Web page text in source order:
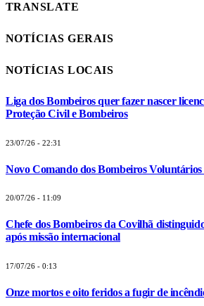
TRANSLATE
NOTÍCIAS GERAIS
NOTÍCIAS LOCAIS
Liga dos Bombeiros quer fazer nascer
Proteção Civil e Bombeiros
23/07/26 - 22:31
Novo Comando dos Bombeiros Voluntários
20/07/26 - 11:09
Chefe dos Bombeiros da Covilhã
após missão internacional
17/07/26 - 0:13
Onze mortos e oito feridos a fugir de